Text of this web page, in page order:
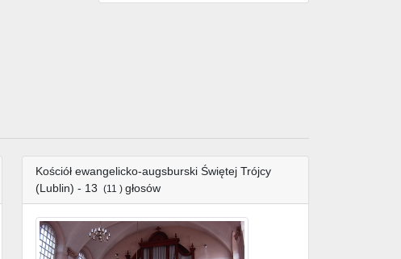
Kościół ewangelicko-augsburski Świętej Trójcy
(Lublin) - 13 (11 ) głosów